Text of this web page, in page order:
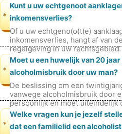
*
Kunt u uw echtgenoot
inkomensverlies?
Of u uw echtgeno(o)t(e)
inkomensverlies, hangt af van
regelgeving in uw
echter enkele belangrij
*
Moet u een huwelijk van 20
alcoholmisbruik door uw man?
De beslissing om een
vanwege alcoholmisbruik door
persoonlijk en moet uiteindelijk
worden genomen. Het
*
Welke vragen kun je jezelf
dat een familielid een alcoholist